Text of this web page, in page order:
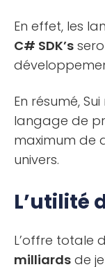
En effet, les
C# SDK’s
En résumé,
langage de
maximum de
univers.
L’utilité
L’offre totale
milliards de